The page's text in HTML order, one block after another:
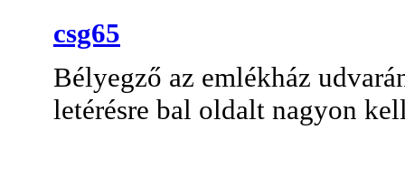
csg65
Bélyegző az emlékház
letérésre bal oldalt nagyon